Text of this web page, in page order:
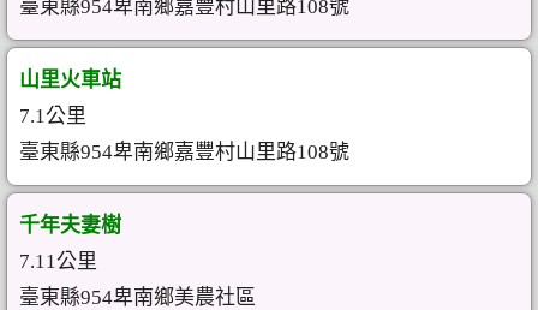
臺東縣954卑南鄉嘉豐村山里路108號
山里火車站
7.1公里
臺東縣954卑南鄉嘉豐村山里路108號
千年夫妻樹
7.11公里
臺東縣954卑南鄉美農社區